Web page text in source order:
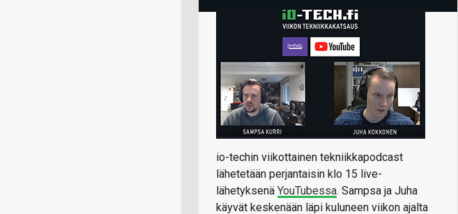
io-techin viikottainen tekniikkapodcast
lähetetään perjantaisin klo 15 live-
lähetyksenä YouTubessa. Sampsa ja Juha
käyvät keskenään läpi kuluneen viikon ajalta